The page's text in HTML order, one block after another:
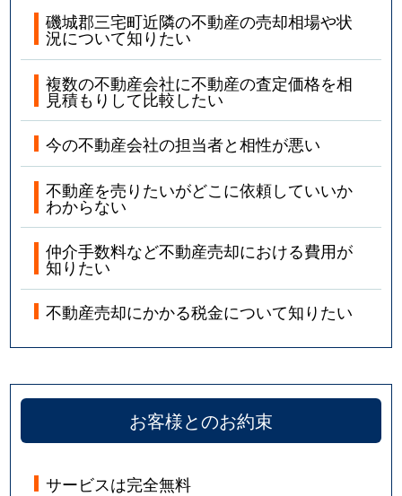
磯城郡三宅町近隣の不動産の売却相場や状
況について知りたい
複数の不動産会社に不動産の査定価格を相
見積もりして比較したい
今の不動産会社の担当者と相性が悪い
不動産を売りたいがどこに依頼していいか
わからない
仲介手数料など不動産売却における費用が
知りたい
不動産売却にかかる税金について知りたい
お客様とのお約束
サービスは完全無料